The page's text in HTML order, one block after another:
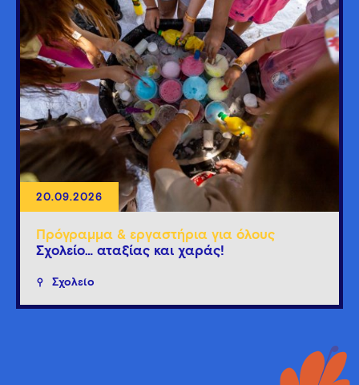
20.09.2026
Πρόγραμμα & εργαστήρια για όλους
Σχολείο… αταξίας και χαράς!
Σχολείο